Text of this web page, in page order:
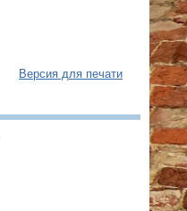
Версия для печати